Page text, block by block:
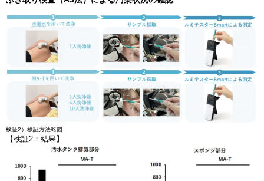
検証2）検証方法略図
【検証2：結果】